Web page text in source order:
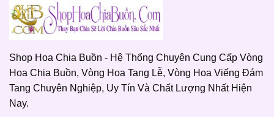
Shop Hoa Chia Buồn - Hệ Thống Chuyên Cung Cấp Vòng
Hoa Chia Buồn, Vòng Hoa Tang Lễ, Vòng Hoa Viếng Đám
Tang Chuyên Nghiệp, Uy Tín Và Chất Lượng Nhất Hiện
Nay.